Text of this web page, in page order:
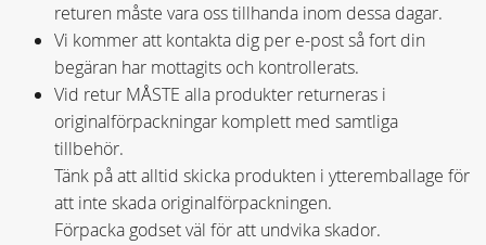
returen måste vara oss tillhanda inom dessa dagar.
Vi kommer att kontakta dig per e-post så fort din
begäran har mottagits och kontrollerats.
Vid retur MÅSTE alla produkter returneras i
originalförpackningar komplett med samtliga
tillbehör.
Tänk på att alltid skicka produkten i ytteremballage för
att inte skada originalförpackningen.
Förpacka godset väl för att undvika skador.